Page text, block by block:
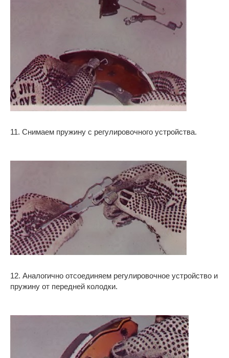
11. Снимаем пружину с регулировочного устройства.
12. Аналогично отсоединяем регулировочное устройство и
пружину от передней колодки.